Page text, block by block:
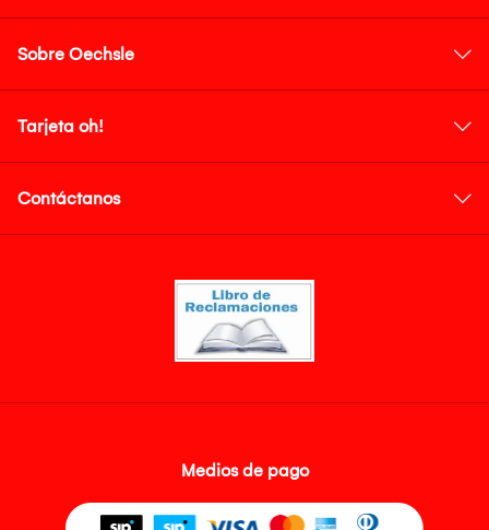
Sobre Oechsle
Tarjeta oh!
Contáctanos
Medios de pago